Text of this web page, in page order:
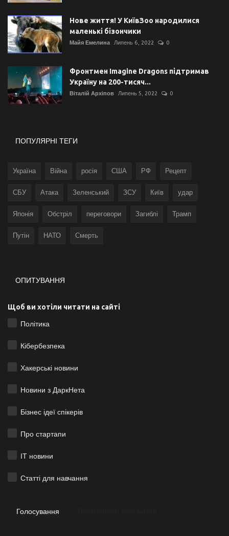
Нове життя! У КиївЗоо народилися
маленькі бізончики
Майя Емелина Липень 6, 2022 0
Фронтмен Imagine Dragons підтримав
Україну на 200-тисяч...
Віталій Архіпов Липень 5, 2022 0
ПОПУЛЯРНІ ТЕГИ
Україна Війна росія США РФ Рецепт
СБУ Атака Зеленський ЗСУ Київ удар
Японія Обстріл переговори Загиблі Трамп
Путін НАТО Смерть
ОПИТУВАННЯ
Щоб ви хотіли читати на сайті
Політика
Кібербезпека
Хакерські новини
Новини з ДаркНета
Бізнес ідеї спікерів
Про стартапи
ІТ новини
Статті для навчання
Голосування